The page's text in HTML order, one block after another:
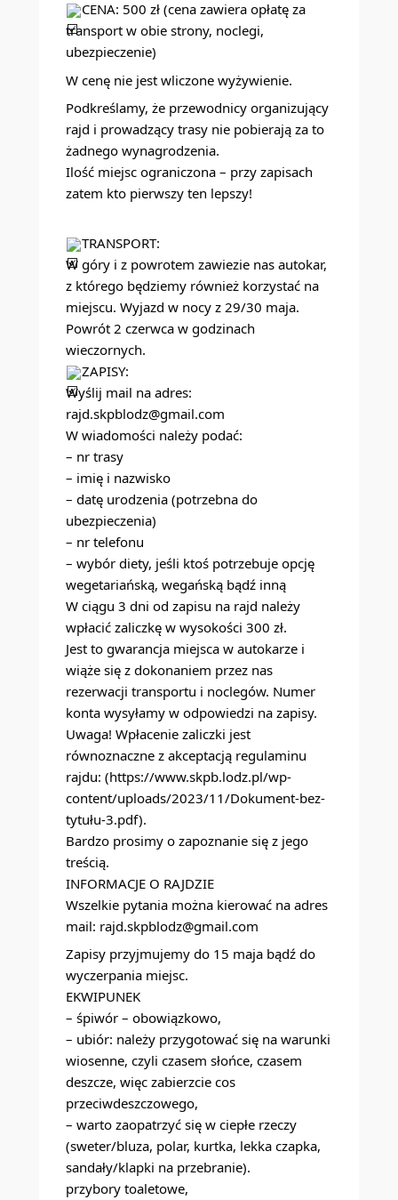
CENA: 500 zł (cena zawiera opłatę za
transport w obie strony, noclegi,
ubezpieczenie)
W cenę nie jest wliczone wyżywienie.
Podkreślamy, że przewodnicy organizujący
rajd i prowadzący trasy nie pobierają za to
żadnego wynagrodzenia.
Ilość miejsc ograniczona – przy zapisach
zatem kto pierwszy ten lepszy!
TRANSPORT:
W góry i z powrotem zawiezie nas autokar,
z którego będziemy również korzystać na
miejscu. Wyjazd w nocy z 29/30 maja.
Powrót 2 czerwca w godzinach
wieczornych.
ZAPISY:
Wyślij mail na adres:
rajd.skpblodz@gmail.com
W wiadomości należy podać:
– nr trasy
– imię i nazwisko
– datę urodzenia (potrzebna do
ubezpieczenia)
– nr telefonu
– wybór diety, jeśli ktoś potrzebuje opcję
wegetariańską, wegańską bądź inną
W ciągu 3 dni od zapisu na rajd należy
wpłacić zaliczkę w wysokości 300 zł.
Jest to gwarancja miejsca w autokarze i
wiąże się z dokonaniem przez nas
rezerwacji transportu i noclegów. Numer
konta wysyłamy w odpowiedzi na zapisy.
Uwaga! Wpłacenie zaliczki jest
równoznaczne z akceptacją regulaminu
rajdu: (https://www.skpb.lodz.pl/wp-
content/uploads/2023/11/Dokument-bez-
tytułu-3.pdf).
Bardzo prosimy o zapoznanie się z jego
treścią.
INFORMACJE O RAJDZIE
Wszelkie pytania można kierować na adres
mail: rajd.skpblodz@gmail.com
Zapisy przyjmujemy do 15 maja bądź do
wyczerpania miejsc.
EKWIPUNEK
– śpiwór – obowiązkowo,
– ubiór: należy przygotować się na warunki
wiosenne, czyli czasem słońce, czasem
deszcze, więc zabierzcie cos
przeciwdeszczowego,
– warto zaopatrzyć się w ciepłe rzeczy
(sweter/bluza, polar, kurtka, lekka czapka,
sandały/klapki na przebranie).
przybory toaletowe,